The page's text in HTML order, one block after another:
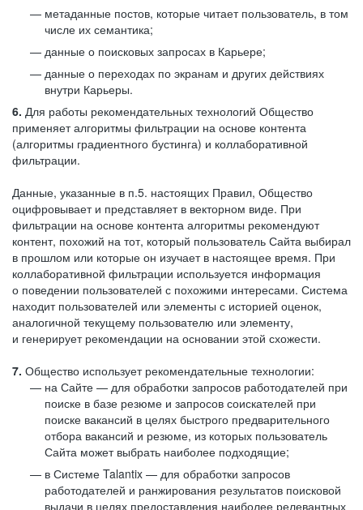
метаданные постов, которые читает пользователь, в том
числе их семантика;
данные о поисковых запросах в Карьере;
данные о переходах по экранам и других действиях
внутри Карьеры.
6. Для работы рекомендательных технологий Общество
применяет алгоритмы фильтрации на основе контента
(алгоритмы градиентного бустинга) и коллаборативной
фильтрации.
Данные, указанные в п.5. настоящих Правил, Общество
оцифровывает и представляет в векторном виде. При
фильтрации на основе контента алгоритмы рекомендуют
контент, похожий на тот, который пользователь Сайта выбирал
в прошлом или которые он изучает в настоящее время. При
коллаборативной фильтрации используется информация
о поведении пользователей с похожими интересами. Система
находит пользователей или элементы с историей оценок,
аналогичной текущему пользователю или элементу,
и генерирует рекомендации на основании этой схожести.
7. Общество использует рекомендательные технологии:
на Сайте — для обработки запросов работодателей при
поиске в базе резюме и запросов соискателей при
поиске вакансий в целях быстрого предварительного
отбора вакансий и резюме, из которых пользователь
Сайта может выбрать наиболее подходящие;
в Системе Talantix — для обработки запросов
работодателей и ранжирования результатов поисковой
выдачи в целях предоставления наиболее релевантных